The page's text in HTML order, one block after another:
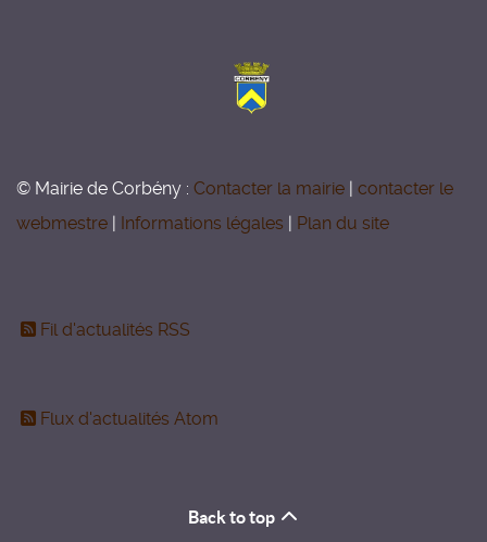
© Mairie de Corbény : Contacter la mairie
contacter le
webmestre
Informations légales Plan du site
Fil d'actualités RSS
Flux d'actualités Atom
Back to top